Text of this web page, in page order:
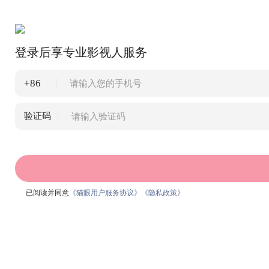
登录后享专业影视人服务
+86
验证码
已阅读并同意 《猫眼用户服务协议》 《隐私政策》